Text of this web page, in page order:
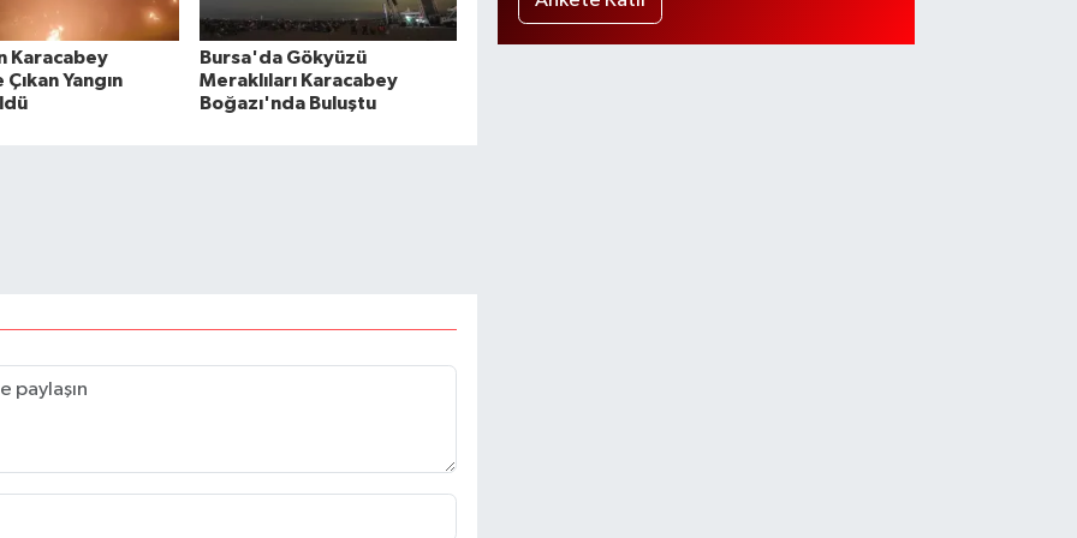
Karacabey
Çıkan Yangın
Bursa'da Gökyüzü
Meraklıları Karacabey
Boğazı'nda Buluştu